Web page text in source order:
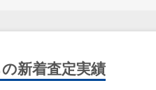
新着査定実績